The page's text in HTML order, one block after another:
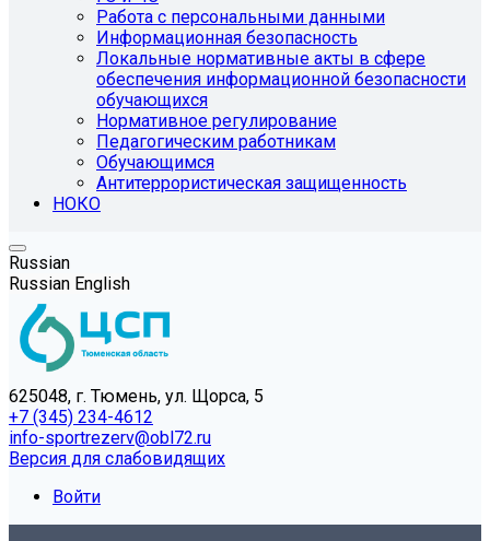
Работа с персональными данными
Информационная безопасность
Локальные нормативные акты в сфере
обеспечения информационной безопасности
обучающихся
Нормативное регулирование
Педагогическим работникам
Обучающимся
Антитеррористическая защищенность
НОКО
Russian
Russian English
625048, г. Тюмень, ул. Щорса, 5
+7 (345) 234-4612
info-sportrezerv@obl72.ru
Версия для слабовидящих
Войти